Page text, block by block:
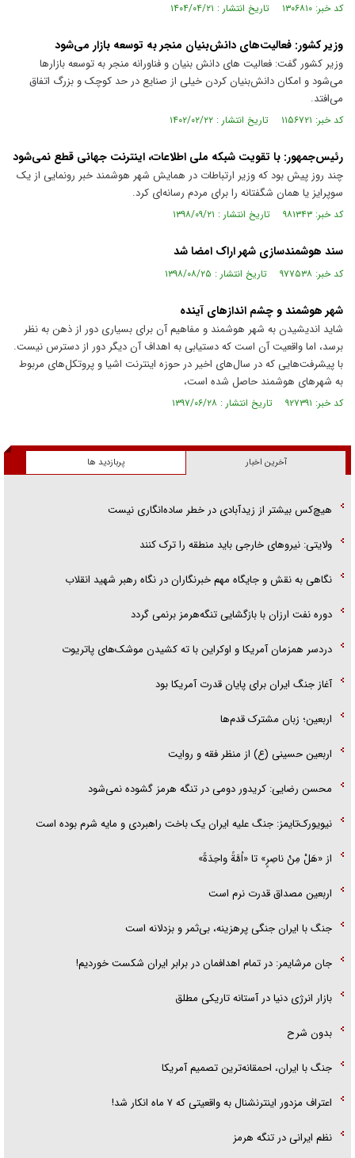
کد خبر: ۱۳۰۶۸۱۰ تاریخ انتشار : ۱۴۰۴/۰۴/۲۱
وزیر کشور: فعالیت‌های دانش‌بنیان منجر به توسعه بازار می‌شود
وزیر کشور گفت: فعالیت های دانش بنیان و فناورانه منجر به توسعه بازارها
می‌شود و امکان دانش‌بنیان کردن خیلی از صنایع در حد کوچک و بزرگ اتفاق
می‌افتد.
کد خبر: ۱۱۵۶۷۲۱ تاریخ انتشار : ۱۴۰۲/۰۲/۲۲
رئیس‌جمهور: با تقویت شبکه ملی اطلاعات، اینترنت جهانی قطع نمی‌شود
چند روز پیش بود که وزیر ارتباطات در همایش شهر هوشمند خبر رونمایی از یک
سوپرایز یا همان شگفتانه را برای مردم رسانه‌ای کرد.
کد خبر: ۹۸۱۳۴۳ تاریخ انتشار : ۱۳۹۸/۰۹/۲۱
سند هوشمند‌سازی شهر اراک امضا شد
کد خبر: ۹۷۷۵۳۸ تاریخ انتشار : ۱۳۹۸/۰۸/۲۵
شهر هوشمند و چشم اندازهای آینده
شاید اندیشیدن به شهر هوشمند و مفاهیم آن برای بسیاری دور از ذهن به نظر
برسد، اما واقعیت آن است که دستیابی به اهداف آن دیگر دور از دسترس نیست.
با پیشرفت‌هایی که در سال‌های اخیر در حوزه اینترنت اشیا و پروتکل‌های مربوط
به شهرهای هوشمند حاصل شده است،
کد خبر: ۹۲۷۳۹۱ تاریخ انتشار : ۱۳۹۷/۰۶/۲۸
آخرین اخبار پربازدید ها
هیچ‌کس بیشتر از زیدآبادی در خطر ساده‌انگاری نیست
ولایتی: نیرو‌های خارجی باید منطقه را ترک کنند
نگاهی به نقش و جایگاه مهم خبرنگاران در نگاه رهبر شهید انقلاب
دوره نفت ارزان با بازگشایی تنگه‌هرمز برنمی گردد
دردسر همزمان آمریکا و اوکراین با ته کشیدن موشک‌های پاتریوت
آغاز جنگ ایران برای پایان قدرت آمریکا بود
اربعین؛ زبان مشترک قدم‌ها
اربعین حسینی (ع) از منظر فقه و روایت
محسن رضایی: کریدور دومی در تنگه هرمز گشوده نمی‌شود
نیویورک‌تایمز: جنگ علیه ایران یک باخت راهبردی و مایه شرم بوده است
از «هَلْ مِنْ ناصِرٍ» تا «اُمَّةً واحِدَةً»
اربعین مصداق قدرت نرم است
جنگ با ایران جنگی پرهزینه، بی‌ثمر و بزدلانه است
جان مرشایمر: در تمام اهدافمان در برابر ایران شکست خوردیم!
بازار انرژی دنیا در آستانه تاریکی مطلق
بدون شرح
جنگ با ایران، احمقانه‌ترین تصمیم آمریکا
اعتراف مزدور اینترنشنال به واقعیتی که ۷ ماه انکار شد!
نظم ایرانی در تنگه هرمز